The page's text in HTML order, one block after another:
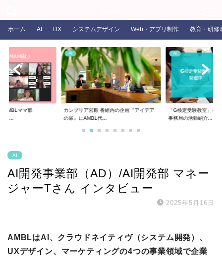
ホーム AI DX システムデザイン Web・アプリ制作 教育・研修
AMBLママ部
AI
カンブリア宮殿 番組内の企画『アイデア
の扉』にAMBL代...
AI
「G検定受験教室」を
事務局の活動紹介...
AI
AI開発事業部（AD）/AI開発部 マネー
ジャーTさん インタビュー
2025年5月16日
AMBLはAI、クラウドネイティヴ（システム開発）、
UXデザイン、マーケティングの4つの事業領域で企業